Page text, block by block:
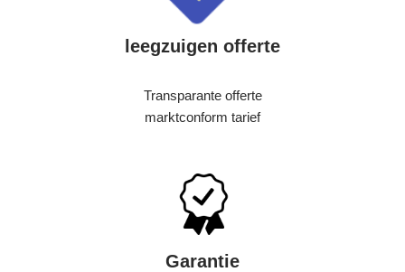
leegzuigen offerte
Transparante offerte
marktconform tarief
Garantie